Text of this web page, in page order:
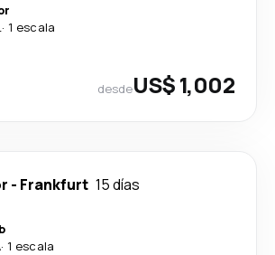
· 1 escala
desdeUS$ 1,002
- Frankfurt 15 días
· 1 escala